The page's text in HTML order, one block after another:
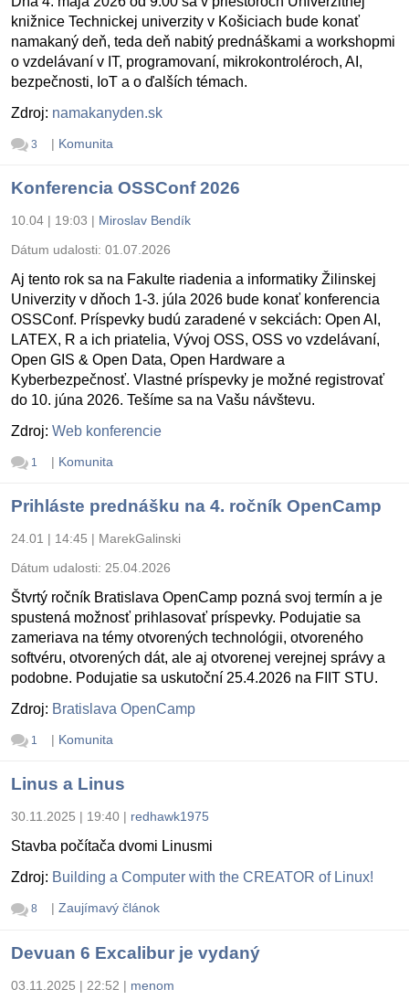
knižnice Technickej univerzity v Košiciach bude konať
namakaný deň, teda deň nabitý prednáškami a workshopmi
o vzdelávaní v IT, programovaní, mikrokontroléroch, AI,
bezpečnosti, IoT a o ďalších témach.
Zdroj: namakanyden.sk
3 | Komunita
Konferencia OSSConf 2026
10.04 | 19:03 | Miroslav Bendík
Dátum udalosti: 01.07.2026
Aj tento rok sa na Fakulte riadenia a informatiky Žilinskej
Univerzity v dňoch 1-3. júla 2026 bude konať konferencia
OSSConf. Príspevky budú zaradené v sekciách: Open AI,
LATEX, R a ich priatelia, Vývoj OSS, OSS vo vzdelávaní,
Open GIS & Open Data, Open Hardware a
Kyberbezpečnosť. Vlastné príspevky je možné registrovať
do 10. júna 2026. Tešíme sa na Vašu návštevu.
Zdroj: Web konferencie
1 | Komunita
Prihláste prednášku na 4. ročník OpenCamp
24.01 | 14:45 | MarekGalinski
Dátum udalosti: 25.04.2026
Štvrtý ročník Bratislava OpenCamp pozná svoj termín a je
spustená možnosť prihlasovať príspevky. Podujatie sa
zameriava na témy otvorených technológii, otvoreného
softvéru, otvorených dát, ale aj otvorenej verejnej správy a
podobne. Podujatie sa uskutoční 25.4.2026 na FIIT STU.
Zdroj: Bratislava OpenCamp
1 | Komunita
Linus a Linus
30.11.2025 | 19:40 | redhawk1975
Stavba počítača dvomi Linusmi
Zdroj: Building a Computer with the CREATOR of Linux!
8 | Zaujímavý článok
Devuan 6 Excalibur je vydaný
03.11.2025 | 22:52 | menom